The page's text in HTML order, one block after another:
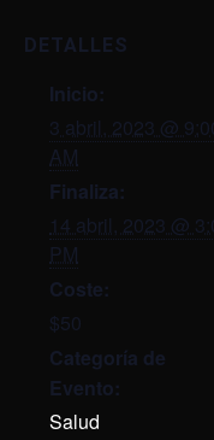
DETALLES
Inicio:
3 abril, 2023 @
AM
Finaliza:
14 abril, 2023 @
PM
Coste:
$50
Categoría de
Evento:
Salud